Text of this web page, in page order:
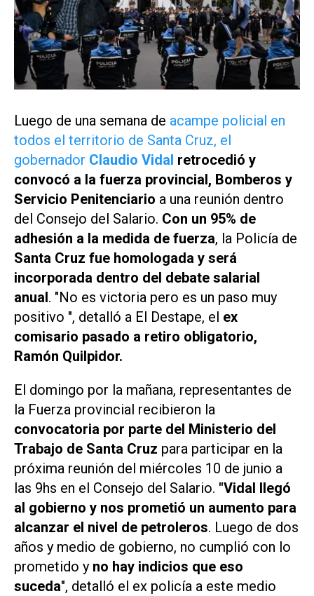
Luego de una semana de acampe policial en
todos el territorio de Santa Cruz, el
gobernador Claudio Vidal retrocedió y
convocó a la fuerza provincial, Bomberos y
Servicio Penitenciario a una reunión dentro
del Consejo del Salario. Con un 95% de
adhesión a la medida de fuerza, la Policía de
Santa Cruz fue homologada y será
incorporada dentro del debate salarial
anual. "No es victoria pero es un paso muy
positivo ", detalló a El Destape, el ex
comisario pasado a retiro obligatorio,
Ramón Quilpidor.
El domingo por la mañana, representantes de
la Fuerza provincial recibieron la
convocatoria por parte del Ministerio del
Trabajo de Santa Cruz para participar en la
próxima reunión del miércoles 10 de junio a
las 9hs en el Consejo del Salario. "Vidal llegó
al gobierno y nos prometió un aumento para
alcanzar el nivel de petroleros. Luego de dos
años y medio de gobierno, no cumplió con lo
prometido y no hay indicios que eso
suceda", detalló el ex policía a este medio